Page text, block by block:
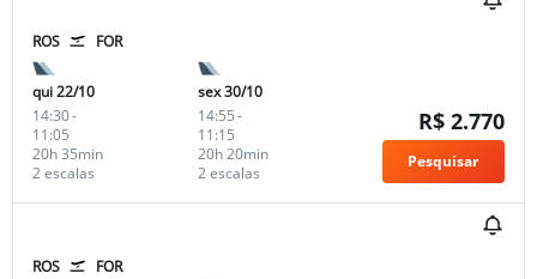
ROS FOR
qui 22/10
14:30-
11:05
2 escalas
20h 35min
sex 30/10
14:55-
11:15
2 escalas
20h 20min
R$ 2.770
Pesquisar
ROS FOR